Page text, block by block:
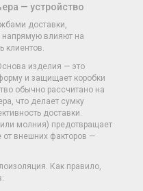
— устройство
доставки,
напрямую влияют на
клиентов.
изделия — это
и защищает коробки
обычно рассчитано на
что делает сумку
доставки.
молния) предотвращает
внешних факторов —
Как правило,